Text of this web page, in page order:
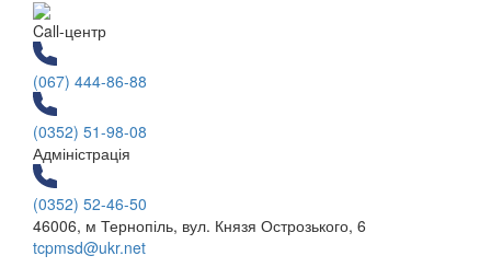
Call-центр
(067) 444-86-88
(0352) 51-98-08
Адміністрація
(0352) 52-46-50
46006, м Тернопіль, вул. Князя Острозького, 6
tcpmsd@ukr.net